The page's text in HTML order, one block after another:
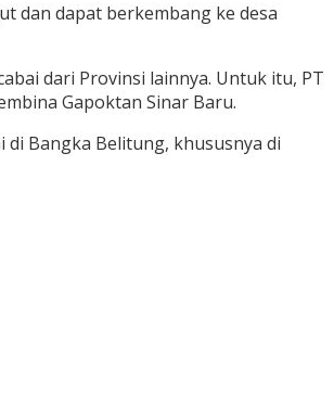
dan dapat berkembang ke desa
dari Provinsi lainnya. Untuk itu, PT
Gapoktan Sinar Baru.
Bangka Belitung, khususnya di